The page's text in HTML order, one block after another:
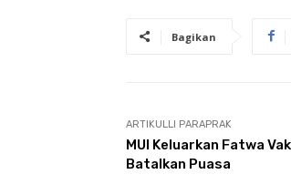
Bagikan
ARTIKULLI PARAPRAK
MUI Keluarkan Fatwa
Batalkan Puasa